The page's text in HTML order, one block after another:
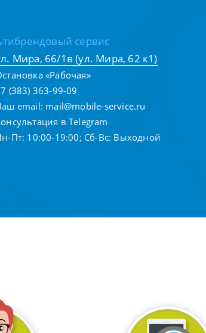
сервис
Мира, 66/1в (ул. Мира, 62 к1)
«Рабочая»
(383) 363-99-09
email: mail@mobile-service.ru
в Telegram
Пт: 10:00-19:00; Сб-Вс: Выходной